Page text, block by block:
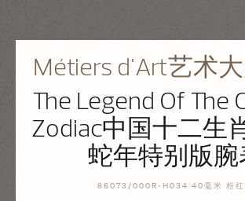
Métiers d'Art艺术
The Legend Of The
Zodiac中国十二生
蛇年特别版腕
86073/000R-H034 40毫米 粉红